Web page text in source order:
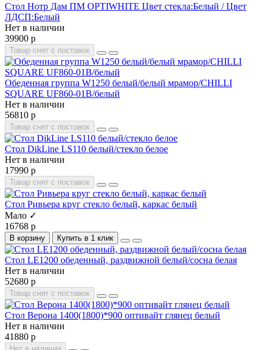
Стол Нотр Дам ПМ OPTIWHITE Цвет стекла:Белый / Цвет
ЛДСП:Белый
Нет в наличии
39900 р
Товар снят с поставок
Обеденная группа W1250 белый/белый мрамор/CHILLI
SQUARE UF860-01B/белый
Нет в наличии
56810 р
Товар снят с поставок
Стол DikLine LS110 белый/стекло белое
Нет в наличии
17990 р
Товар снят с поставок
Стол Ривьера круг стекло белый, каркас белый
Мало ✓
16768 р
В корзину Купить в 1 клик
Стол LE1200 обеденный, раздвижной белый/сосна белая
Нет в наличии
52680 р
Товар снят с поставок
Стол Верона 1400(1800)*900 оптивайт глянец белый
Нет в наличии
41880 р